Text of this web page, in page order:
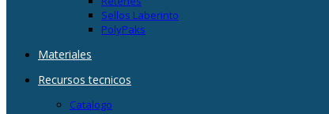
Sellos Laberinto
PolyPaks
Materiales
Recursos tecnicos
Catalogo